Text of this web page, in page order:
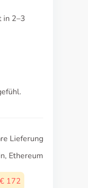
in 2–3
Lieferung
Ethereum
172